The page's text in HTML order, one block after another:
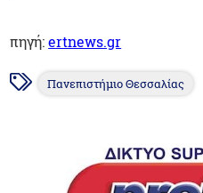
πηγή:ertnews.gr
Πανεπιστήμιο Θεσσαλίας